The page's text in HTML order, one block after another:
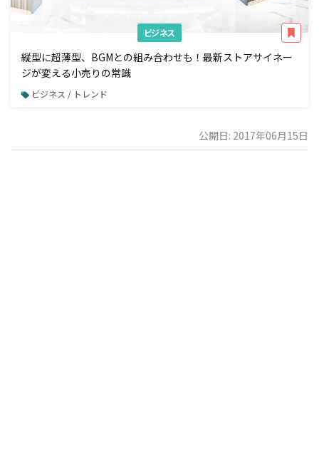
ビジネス
縦型に超薄型、BGMとの組み合わせも！最新ストアサイネー
ジが変える小売りの常識
ビジネス / トレンド
公開日: 2017年06月15日